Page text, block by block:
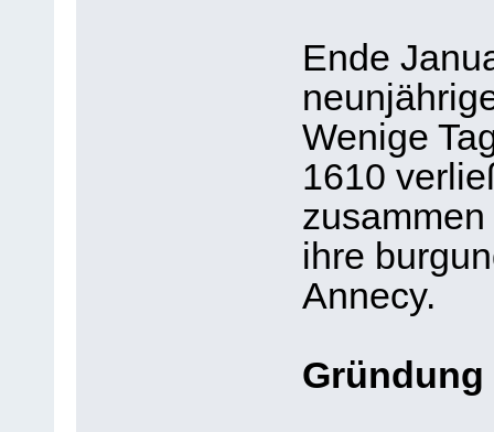
Ende
Wenige
1610
ihre
Annecy.